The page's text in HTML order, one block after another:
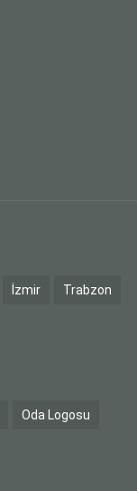
İzmir Trabzon
Oda Logosu